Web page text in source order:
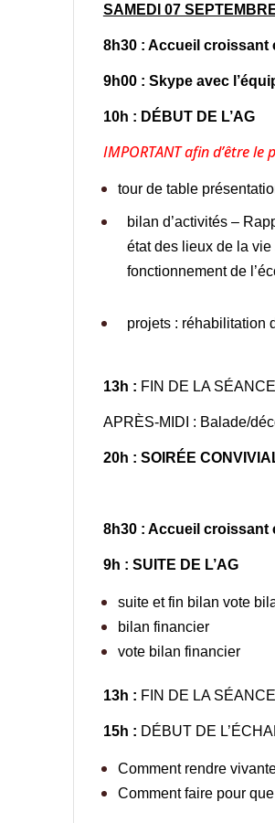
SAMEDI 07
8h30 : Accueil croissant
9h00 : Skype avec
10h : DÉBUT DE L’AG
IMPORTANT afin d’être le
tour de table
bilan d’activités –
état des lieux de la
fonctionnement de
projets : réhabilitation
13h : FIN DE LA
APRÈS-MIDI : Balade/
20h : SOIRÉE
8h30 : Accueil croissant
9h : SUITE DE L’AG
suite et fin bilan vote
bilan financier
vote bilan financier
13h : FIN DE LA
15h : DÉBUT DE
Comment rendre
Comment faire pour